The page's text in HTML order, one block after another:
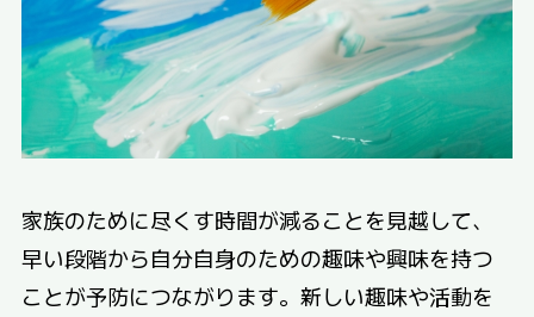
家族のために尽くす時間が減ることを見越して、
早い段階から自分自身のための趣味や興味を持つ
ことが予防につながります。新しい趣味や活動を